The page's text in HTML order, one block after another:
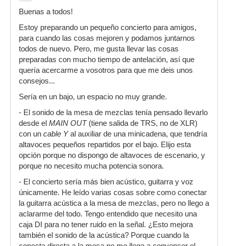
Buenas a todos!
Estoy preparando un pequeño concierto para amigos,
para cuando las cosas mejoren y podamos juntarnos
todos de nuevo. Pero, me gusta llevar las cosas
preparadas con mucho tiempo de antelación, así que
quería acercarme a vosotros para que me deis unos
consejos...
Sería en un bajo, un espacio no muy grande.
- El sonido de la mesa de mezclas tenía pensado llevarlo
desde el MAIN OUT(tiene salida de TRS, no de XLR)
con un cable Yal auxiliar de una minicadena, que tendría
altavoces pequeños repartidos por el bajo. Elijo esta
opción porque no dispongo de altavoces de escenario, y
porque no necesito mucha potencia sonora.
- El concierto sería más bien acústico, guitarra y voz
únicamente. He leído varias cosas sobre como conectar
la guitarra acústica a la mesa de mezclas, pero no llego a
aclararme del todo. Tengo entendido que necesito una
caja DI para no tener ruido en la señal. ¿Esto mejora
también el sonido de la acústica? Porque cuando la